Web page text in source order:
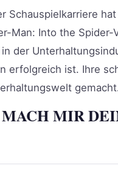
Schauspielkarriere
Man: Into the Spider-
der
erfolgreich ist. Ihre
MIR